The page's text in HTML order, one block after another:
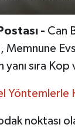
- Can
yanı sıra
Yöntemlerle
noktası